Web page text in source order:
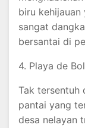
biru kehijauan
sangat
bersantai di
4. Playa de
Tak tersentuh
pantai yang
desa nelayan